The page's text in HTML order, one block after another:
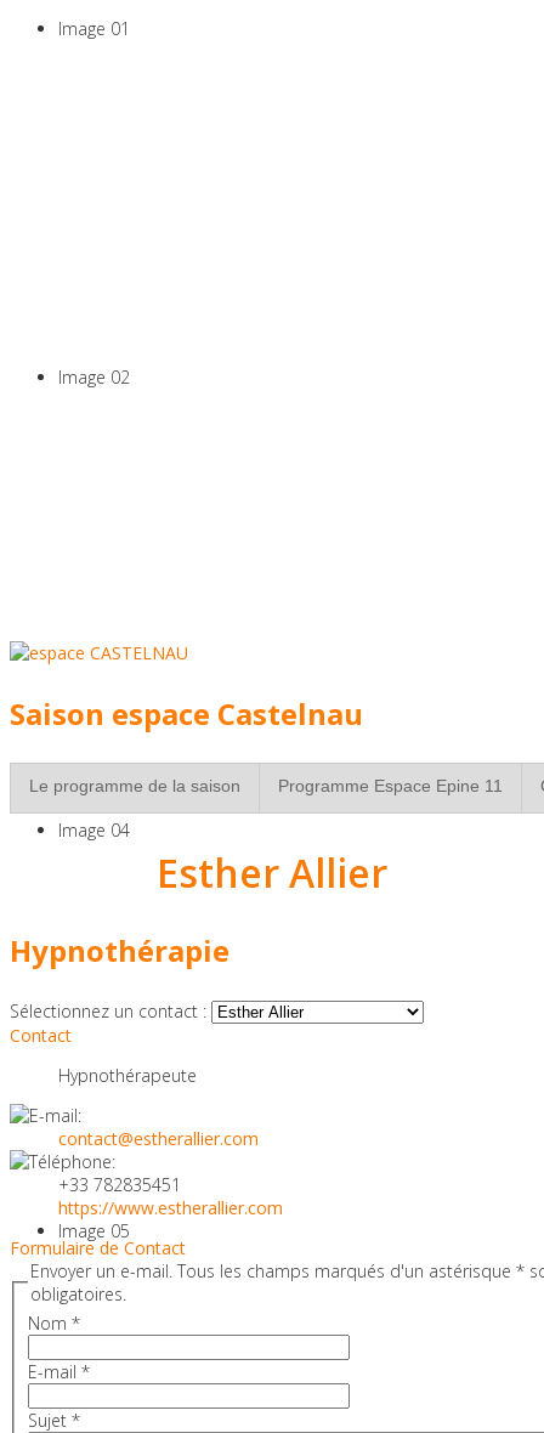
Image 01
Image 02
professionnels
experimentés
à Strasbourg
Image 04
Réservez vite votre
place pour les séances
de groupe!
contactez les professeurs
directement !
Image 05
Développement
Personnel -
Saison espace Castelnau
Le programme de la saison Programme Espace Epine 11
Esther Allier
Hypnothérapie
Sélectionnez un contact :
Contact
Hypnothérapeute
contact@estherallier.com
+33 782835451
https://www.estherallier.com
Formulaire de Contact
Envoyer un e-mail. Tous les champs marqués d'un astérisque *
obligatoires.
Nom *
E-mail *
Sujet*